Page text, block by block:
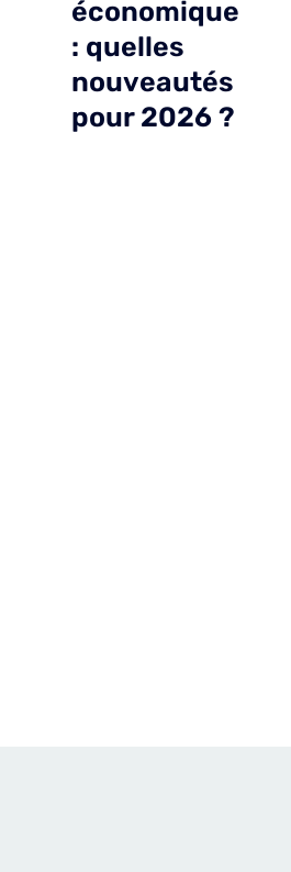
économique
: quelles
nouveautés
pour 2026 ?